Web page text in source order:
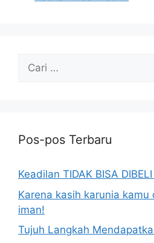
Cari
Pos-pos Terbaru
Keadilan TIDAK BISA
Karena kasih karunia
iman!
Tujuh Langkah